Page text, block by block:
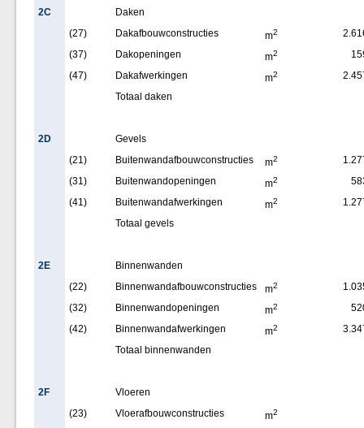
2C
Daken
(27)
Dakafbouwconstructies m2
(37)
Dakopeningen m2
(47)
Dakafwerkingen m2
Totaal daken
2D
Gevels
(21)
Buitenwandafbouwconstructies m2
(31)
Buitenwandopeningen m2
(41)
Buitenwandafwerkingen m2
Totaal gevels
2E
Binnenwanden
(22)
Binnenwandafbouwconstructies m2
(32)
Binnenwandopeningen m2
(42)
Binnenwandafwerkingen m2
Totaal binnenwanden
2F
Vloeren
(23)
Vloerafbouwconstructies m2